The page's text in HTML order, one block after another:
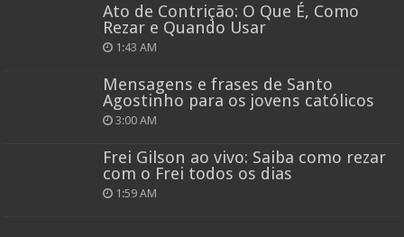
Ato de Contrição: O Que É, Como
Rezar e Quando Usar
1:43 AM
Mensagens e frases de Santo
Agostinho para os jovens católicos
3:00 AM
Frei Gilson ao vivo: Saiba como rezar
com o Frei todos os dias
1:59 AM